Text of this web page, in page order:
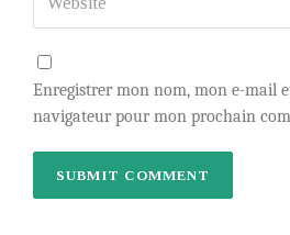
Enregistrer mon nom, mon e-mail
navigateur pour mon prochain